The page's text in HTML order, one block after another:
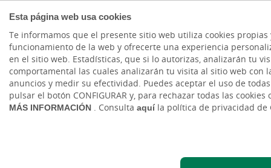
Esta página web usa cookies
Te informamos que el presente sitio web utiliza cookies
funcionamiento de la web y ofrecerte una experiencia
en el sitio web. Estadísticas, que si lo autorizas, analizarán tu
comportamental las cuales analizarán tu visita al sitio web
anuncios y medir su efectividad. Puedes aceptar el uso de
pulsar el botón CONFIGURAR y, para rechazar todas las
MÁS INFORMACIÓN . Consulta aquíla política de privacidad de
Noticias